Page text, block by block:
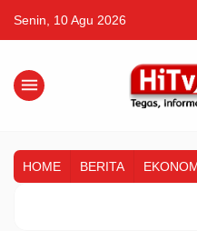
Senin, 10 Agu 2026
menu
HOME BERITA